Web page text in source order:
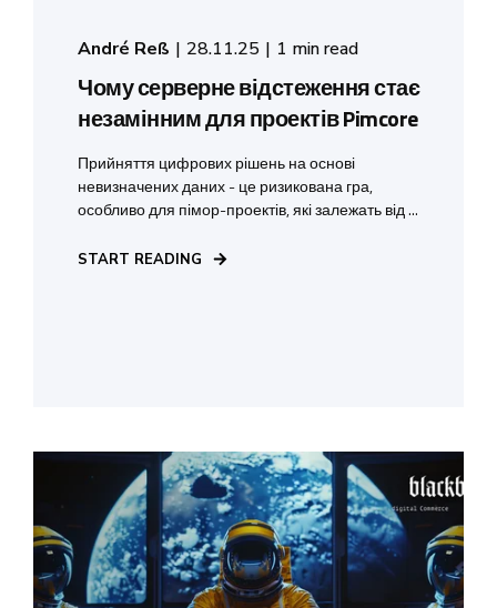
André Reß 28.11.25 1 min read
Чому серверне відстеження стає
незамінним для проектів Pimcore
Прийняття цифрових рішень на основі
невизначених даних - це ризикована гра,
особливо для пімор-проектів, які залежать від ...
START READING